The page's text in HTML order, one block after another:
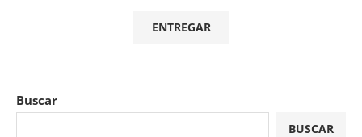
Buscar
BUSCAR